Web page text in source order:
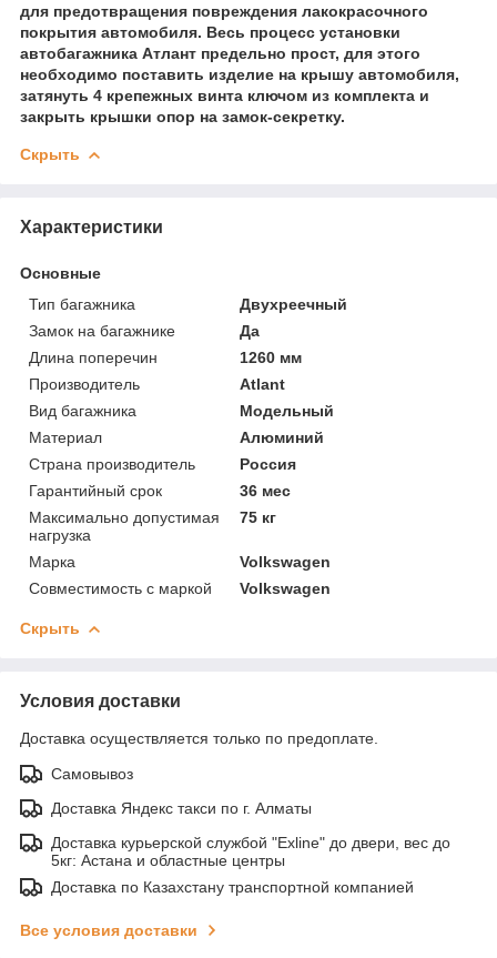
для предотвращения повреждения лакокрасочного
покрытия автомобиля. Весь процесс установки
автобагажника Атлант предельно прост, для этого
необходимо поставить изделие на крышу автомобиля,
затянуть 4 крепежных винта ключом из комплекта и
закрыть крышки опор на замок-секретку.
Скрыть
Характеристики
Основные
Тип багажника
Двухреечный
Замок на багажнике
Да
Длина поперечин
1260 мм
Производитель
Atlant
Вид багажника
Модельный
Материал
Алюминий
Страна производитель
Россия
Гарантийный срок
36 мес
Максимально допустимая
нагрузка
75 кг
Марка
Volkswagen
Совместимость с маркой
Volkswagen
Скрыть
Условия доставки
Доставка осуществляется только по предоплате.
Самовывоз
Доставка Яндекс такси по г. Алматы
Доставка курьерской службой "Exline" до двери, вес до
5кг: Астана и областные центры
Доставка по Казахстану транспортной компанией
Все условия доставки